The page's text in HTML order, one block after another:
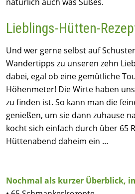
Lieblings-Hütten-
Und wer gerne selbst auf
Wandertipps zu unseren zehn
dabei, egal ob eine gemütliche
Höhenmeter! Die Wirte haben
zu finden ist. So kann man die
genießen, um sie dann zuhause
kocht sich einfach durch über 65
Hüttenabend daheim ein …
Nochmal als kurzer Überblick,